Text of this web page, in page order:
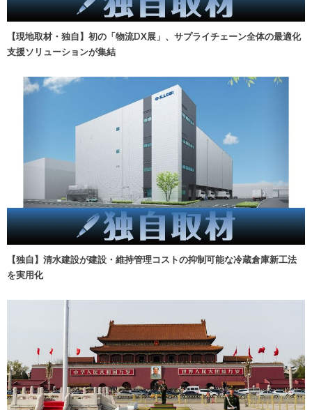
【現地取材・独自】初の「物流DX展」、サプライチェーン全体の最適化
支援ソリューションが集結
【独自】清水建設が建設・維持管理コストの抑制可能な冷蔵倉庫新工法
を実用化